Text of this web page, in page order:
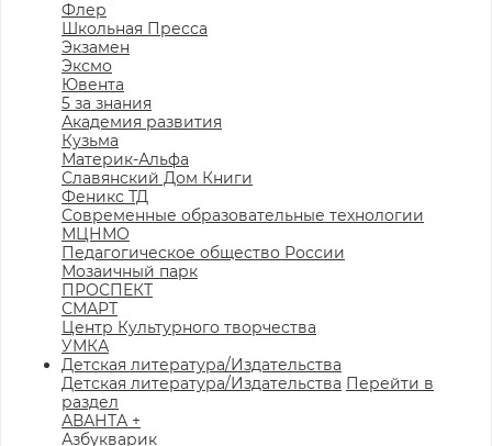
Флер
Школьная Пресса
Экзамен
Эксмо
Ювента
5 за знания
Академия развития
Кузьма
Материк-Альфа
Славянский Дом Книги
Феникс ТД
Современные образовательные технологии
МЦНМО
Педагогическое общество России
Мозаичный парк
ПРОСПЕКТ
СМАРТ
Центр Культурного творчества
УМКА
Детская литература/Издательства
Детская литература/Издательства Перейти в
раздел
АВАНТА +
Азбукварик